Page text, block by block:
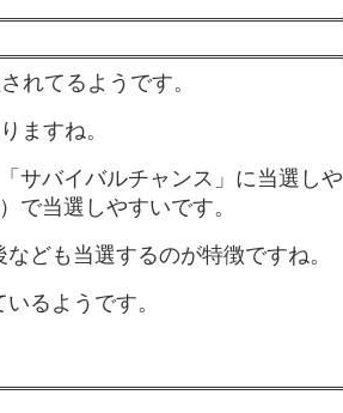
れてるようです。
ますね。
サバイバルチャンス」に当選しや
で当選しやすいです。
ども当選するのが特徴ですね。
るようです。